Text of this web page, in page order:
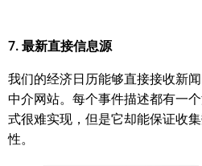
7. 最新直接信息源
我们的经济日历能够直接接收新
中介网站。每个事件描述都有一
式很难实现，但是它却能保证收
性。